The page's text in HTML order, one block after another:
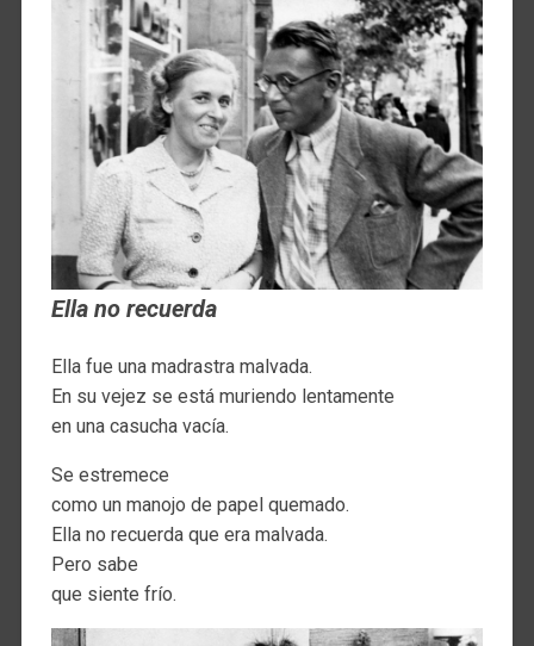
Ella no recuerda
Ella fue una madrastra malvada.
En su vejez se está muriendo lentamente
en una casucha vacía.
Se estremece
como un manojo de papel quemado.
Ella no recuerda que era malvada.
Pero sabe
que siente frío.